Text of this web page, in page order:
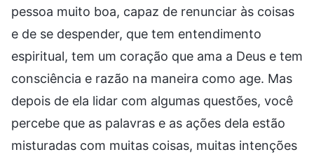
pessoa muito boa, capaz de renunciar às coisas
e de se despender, que tem entendimento
espiritual, tem um coração que ama a Deus e tem
consciência e razão na maneira como age. Mas
depois de ela lidar com algumas questões, você
percebe que as palavras e as ações dela estão
misturadas com muitas coisas, muitas intenções